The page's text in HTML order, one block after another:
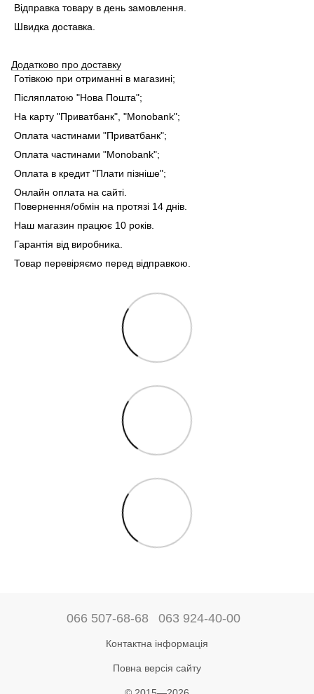
Відправка товару в день замовлення.
Швидка доставка.
Додатково про доставку
Готівкою при отриманні в магазині;
Післяплатою "Нова Пошта";
На карту "Приватбанк", "Monobank";
Оплата частинами "Приватбанк";
Оплата частинами "Monobank";
Оплата в кредит "Плати пізніше";
Онлайн оплата на сайті.
Повернення/обмін на протязі 14 днів.
Наш магазин працює 10 років.
Гарантія від виробника.
Товар перевіряємо перед відправкою.
066 507-68-68 063 924-40-00
Контактна інформація
Повна версія сайту